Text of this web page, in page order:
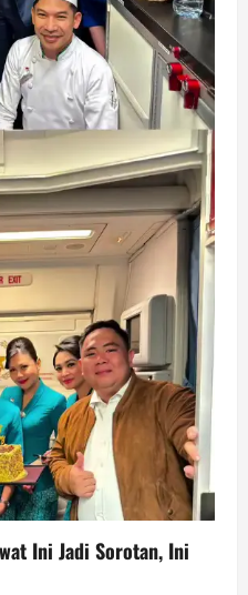
Ini Jadi Sorotan, Ini